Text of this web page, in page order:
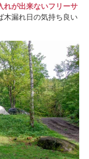
れが出来ないフリーサ
木漏れ日の気持ち良い